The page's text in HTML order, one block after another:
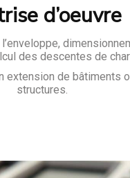
d’oeuvre
des descentes de
extension de bâtiments
structures.